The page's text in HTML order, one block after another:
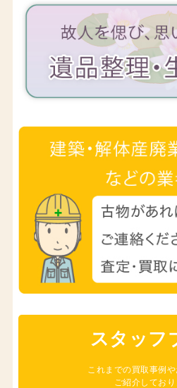
スタッフ
これまでの買取事例
ご紹介しており